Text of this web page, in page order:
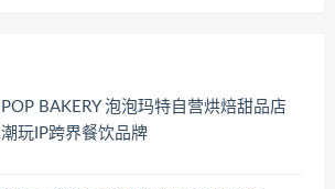
POP BAKERY 泡泡玛特自营烘焙甜品店
潮玩IP跨界餐饮品牌